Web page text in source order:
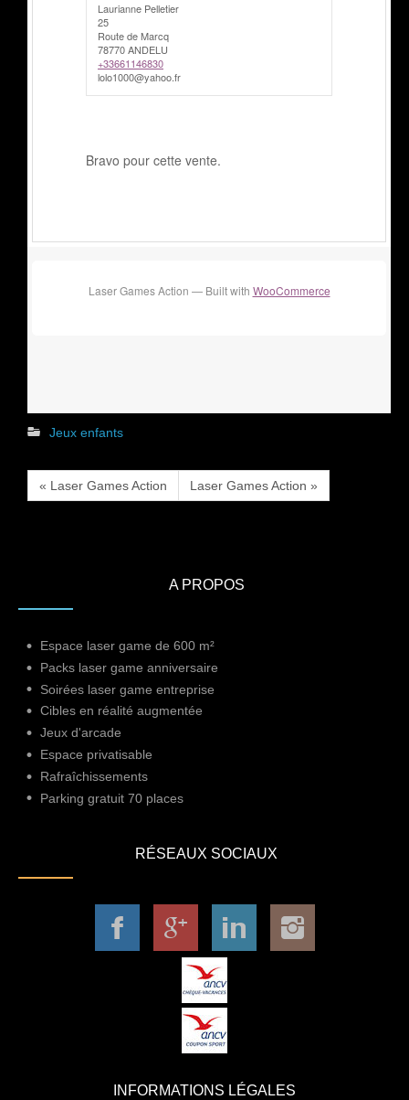
Laurianne Pelletier
25
Route de Marcq
78770 ANDELU
+33661146830
lolo1000@yahoo.fr
Bravo pour cette vente.
Laser Games Action — Built with WooCommerce
Jeux enfants
« Laser Games Action Laser Games Action »
A PROPOS
Espace laser game de 600 m²
Packs laser game anniversaire
Soirées laser game entreprise
Cibles en réalité augmentée
Jeux d'arcade
Espace privatisable
Rafraîchissements
Parking gratuit 70 places
RÉSEAUX SOCIAUX
INFORMATIONS LÉGALES